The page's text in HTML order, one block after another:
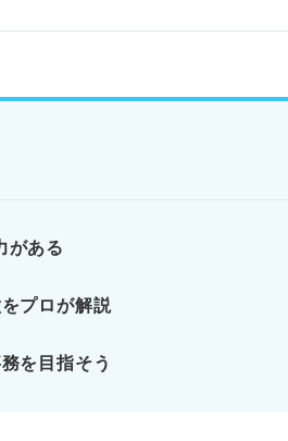
感情を読み取る力は重宝される
がある
プロが解説
を目指そう